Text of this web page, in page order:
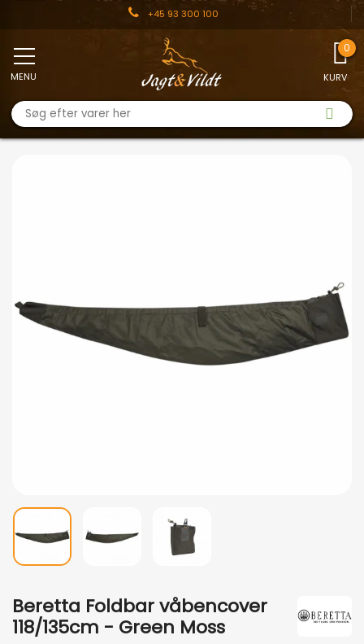
+45 93 300 100
KURV
MENU
Beretta Foldbar våbencover
118/135cm - Green Moss